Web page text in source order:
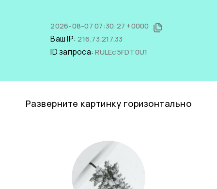
2026-08-07 07:30:27 +0000
Ваш IP:216.73.217.33
ID запроса:RULEc5FDT0U1
Разверните картинку горизонтально